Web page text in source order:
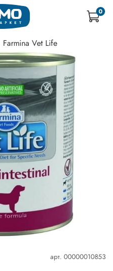
0
Farmina Vet Life
арт. 00000010853